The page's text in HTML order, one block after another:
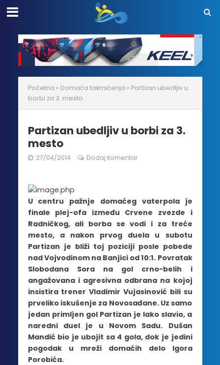
Početna » Domaća takmičenja » Partizan ubedljiv u
borbi za 3. mesto
Partizan ubedljiv u borbi za 3.
mesto
27/04/2014 Dodaj komentar
U centru pažnje domaćeg vaterpola je
finale plej-ofa između Crvene zvezde i
Radničkog, ali borba se vodi i za treće
mesto, a nakon prvog duela u subotu
Partizan je bliži toj poziciji posle pobede
nad Vojvodinom na Banjici od 10:1. Povratak
Slobodana Sora na gol crno-belih i
angažovana i agresivna odbrana na kojoj
insistira trener Vladimir Vujasinović bili su
prveliko iskušenje za Novosađane. Uz samo
jedan primljen gol Partizan je lako slavio, a
naredni duel je u Novom Sadu. Dušan
Mandić bio je ubojit sa 4 gola, dok je jedini
pogodak u mreži domaćih delo Igora
Porobića.